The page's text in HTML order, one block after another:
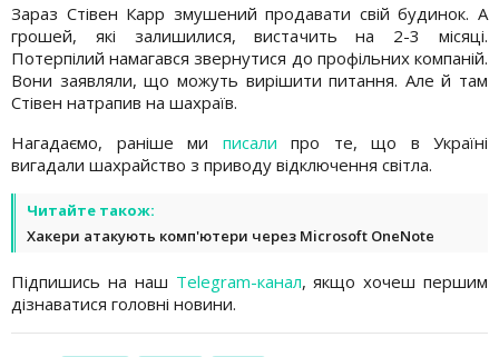
Зараз Стівен Карр змушений продавати свій будинок. А
грошей, які залишилися, вистачить на 2-3 місяці.
Потерпілий намагався звернутися до профільних компаній.
Вони заявляли, що можуть вирішити питання. Але й там
Стівен натрапив на шахраїв.
Нагадаємо, раніше ми писали про те, що в Україні
вигадали шахрайство з приводу відключення світла.
Читайте також:
Хакери атакують комп'ютери через Microsoft OneNote
Підпишись на наш Telegram-канал, якщо хочеш першим
дізнаватися головні новини.